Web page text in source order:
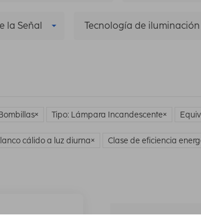
la Señal Tecnología de
Tipo: Lámpara Incandescente
cálido a luz diurna Clase de eficiencia